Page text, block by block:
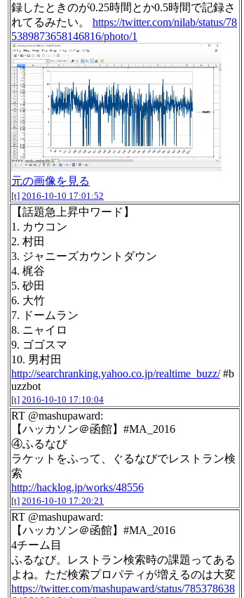
録したときのが0.25時間とか0.5時間で記録さ
れてるみたい。 https://twitter.com/nilab/status/78
5389873658146816/photo/1
元の画像を見る
[t] 2016-10-10 17:01:52
【話題急上昇中ワード】
1. カウコン
2. 村田
3. ジャニーズカウントダウン
4. 梶谷
5. 砂田
6. 大竹
7. ドームラン
8. ニャイロ
9. ゴゴスマ
10. 男村田
http://searchranking.yahoo.co.jp/realtime_buzz/#b
uzzbot
[t] 2016-10-10 17:10:04
RT @mashupaward:
【ハッカソン＠函館】#MA_2016
④ふるなび
ラケットをふって、ぐるなびでレストラン検
索
http://hacklog.jp/works/48556
[t] 2016-10-10 17:20:21
RT @mashupaward:
【ハッカソン＠函館】#MA_2016
4チーム目
ふるなび。レストラン検索時の課題ってある
よね。ただ検索プロパティが増えるのは大変
https://twitter.com/mashupaward/status/785378638